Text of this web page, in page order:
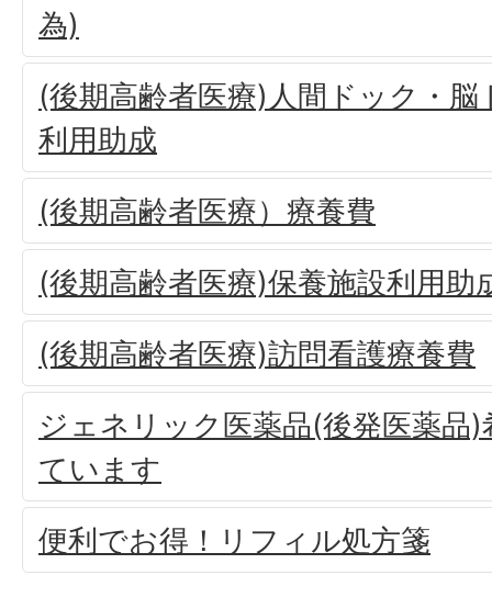
為)
(後期高齢者医療)人間ドック・
利用助成
(後期高齢者医療）療養費
(後期高齢者医療)保養施設利用助
(後期高齢者医療)訪問看護療養費
ジェネリック医薬品(後発医薬品
ています
便利でお得！リフィル処方箋